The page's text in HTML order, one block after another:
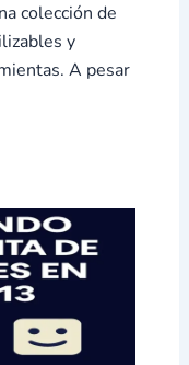
colección de
y
A pesar